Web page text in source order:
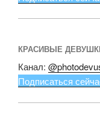
КРАСИВЫЕ
Канал:
Подписаться